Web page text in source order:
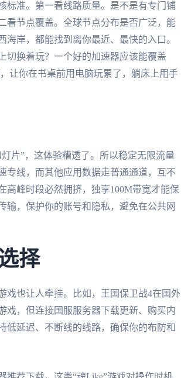
标准。第一看线路质量。是不是有专门铺
看节点覆盖。全球节点分布是否广泛，能
岸，都能找到离你最近、最快的入口。
切换着玩？一个好的加速器应该能覆盖
让你在书桌前用电脑玩累了，躺床上用手
片”，这体验糟透了。所以稳定无限流量
专线，而其他应用数据走普通通道，互不
高峰时段必然拥挤，独享100M带宽才能保
输，保护你的账号和隐私，避免在公共网
择
戏也让人牵挂。比如，王国保卫战4在国外
戏，但连接国服服务器下载更新、购买内
低延迟、不断线的线路，确保你的布防和